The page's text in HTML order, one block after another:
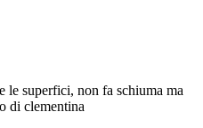
le superfici, non fa schiuma ma
di clementina